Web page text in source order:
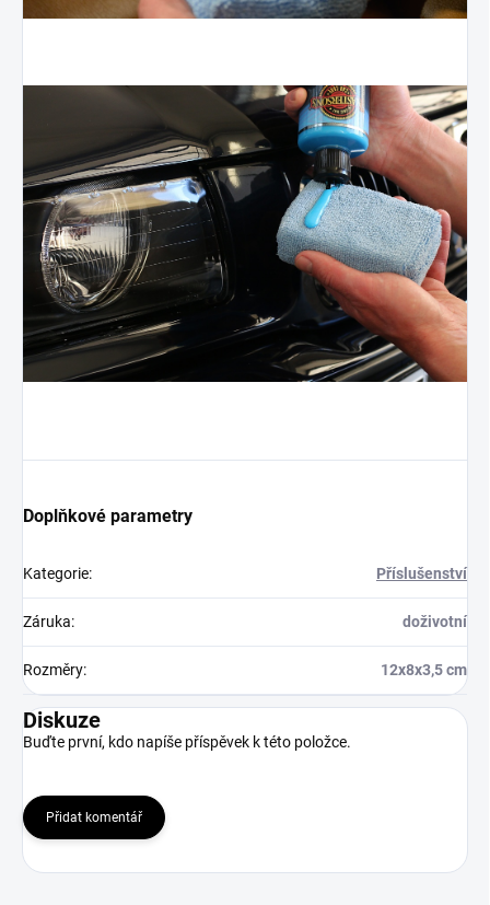
Doplňkové parametry
Kategorie: Příslušenství
Záruka: doživotní
Rozměry: 12x8x3,5 cm
Diskuze
Buďte první, kdo napíše příspěvek k této položce.
Přidat komentář